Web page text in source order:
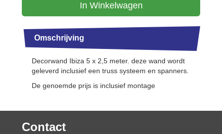
In Winkelwagen
Omschrijving
Decorwand Ibiza 5 x 2,5 meter. deze wand wordt
geleverd inclusief een truss systeem en spanners.
De genoemde prijs is inclusief montage
Contact